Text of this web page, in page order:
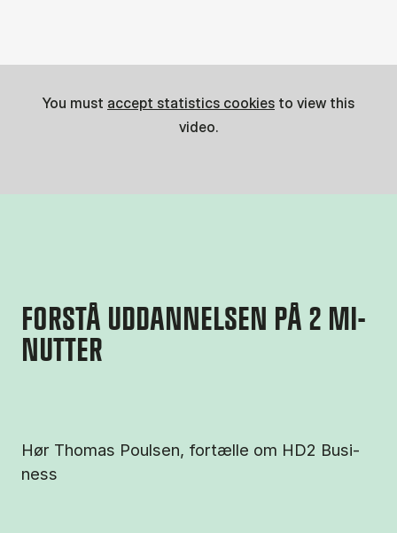
FOR­STÅ UD­DAN­NEL­SEN PÅ 2 MI­
NUT­TER
Hør Tho­mas Po­ul­sen, for­tæl­le om HD2 Bu­si­
ness
You must accept statistics cookies to view this
video.